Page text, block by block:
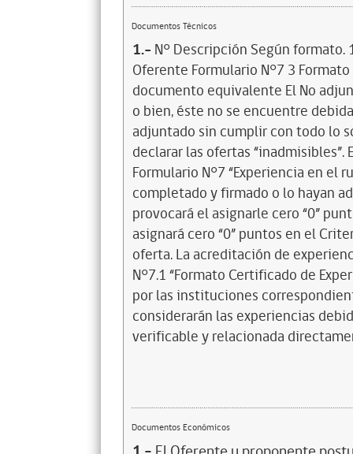
Documentos Técnicos
1.- N° Descripción Según formato.
Oferente Formulario N°7 3
documento equivalente El No
o bien, éste no se encuentre
adjuntado sin cumplir con todo lo
declarar las ofertas
Formulario N°7 “Experiencia en el
completado y firmado o lo hayan
provocará el asignarle cero “0”
asignará cero “0” puntos en el
oferta. La acreditación de
N°7.1 “Formato Certificado de
por las instituciones
considerarán las experiencias
verificable y relacionada
Documentos Económicos